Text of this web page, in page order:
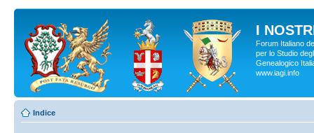
I
Forum Italiano
per lo Studio
Genealogico
www.iagi.info
Indice